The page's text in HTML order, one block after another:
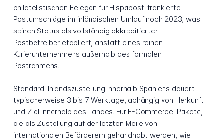
philatelistischen Belegen für Hispapost-frankierte
Postumschläge im inländischen Umlauf noch 2023, was
seinen Status als vollständig akkreditierter
Postbetreiber etabliert, anstatt eines reinen
Kurierunternehmens außerhalb des formalen
Postrahmens.
Standard-Inlandszustellung innerhalb Spaniens dauert
typischerweise 3 bis 7 Werktage, abhängig von Herkunft
und Ziel innerhalb des Landes. Für E-Commerce-Pakete,
die als Zustellung auf der letzten Meile von
internationalen Beförderern gehandhabt werden, wie